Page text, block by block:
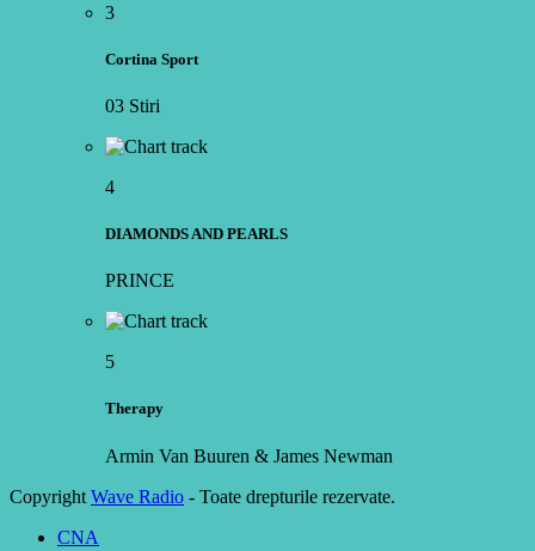
3
Cortina Sport
03 Stiri
4
DIAMONDS AND PEARLS
PRINCE
5
Therapy
Armin Van Buuren & James Newman
Copyright Wave Radio - Toate drepturile rezervate.
CNA